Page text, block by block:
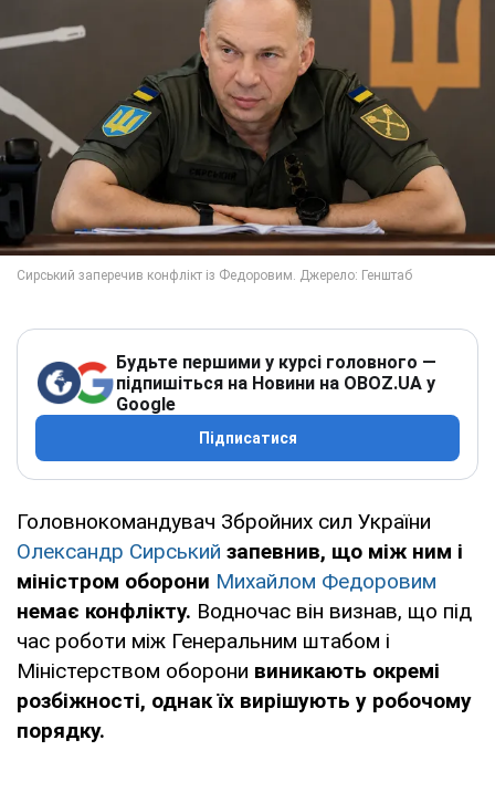
Будьте першими у курсі головного —
підпишіться на Новини на OBOZ.UA у
Google
Підписатися
Головнокомандувач Збройних сил України
Олександр Сирський запевнив, що між ним і
міністром оборони Михайлом Федоровим
немає конфлікту. Водночас він визнав, що під
час роботи між Генеральним штабом і
Міністерством оборони виникають окремі
розбіжності, однак їх вирішують у робочому
порядку.